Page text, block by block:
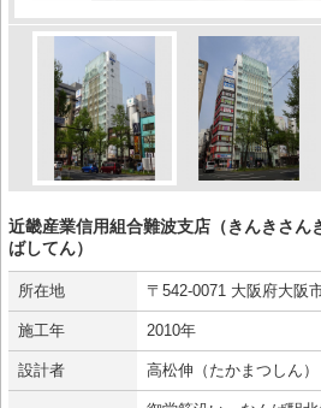
近畿産業信用組合難波支店（きんきさん
ばしてん）
所在地 〒542-0071 大阪府大阪
施工年 2010年
設計者 高松伸（たかまつしん）